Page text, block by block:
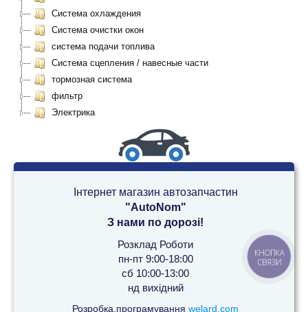
Система охлаждения
Система очистки окон
система подачи топлива
Система сцепления / навесные части
тормозная система
фильтр
Электрика
Інтернет магазин автозапчастин
"AutoNom"
З нами по дорозі!
Розклад Роботи
пн-пт 9:00-18:00
сб 10:00-13:00
нд вихідний
Розробка,програмування welard.com
КНОПКА
СВЯЗИ